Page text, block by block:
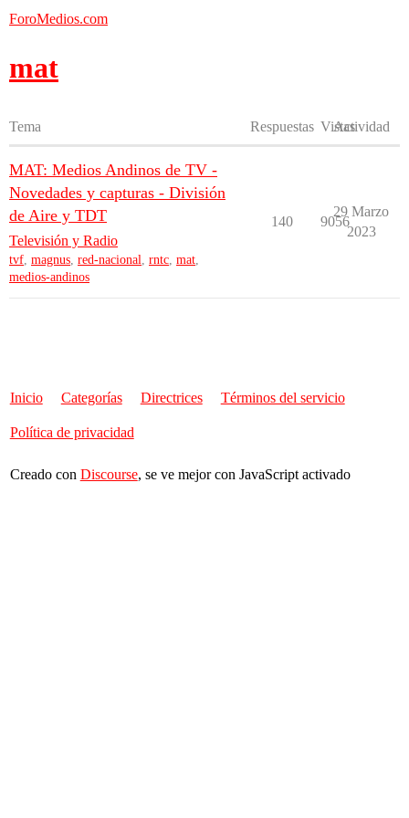
ForoMedios.com
mat
Tema Respuestas Vistas
Actividad
MAT: Medios Andinos de TV -
Novedades y capturas - División
de Aire y TDT
Televisión y Radio
tvf, magnus, red-nacional, rntc, mat,
medios-andinos
140 9056
29 Marzo
2023
Inicio Categorías Directrices Términos del servicio
Política de privacidad
Creado con Discourse, se ve mejor con JavaScript activado